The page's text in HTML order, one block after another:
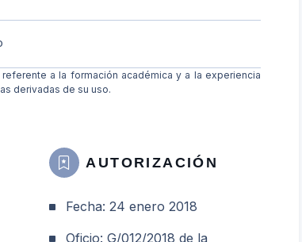
a la formación académica y a la experiencia
derivadas de su uso.
AUTORIZACIÓN
Fecha: 24 enero 2018
Oficio: G/012/2018 de la